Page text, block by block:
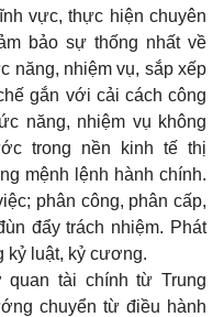
vực, thực hiện chuyên
bảo sự thống nhất về
năng, nhiệm vụ, sắp xếp
gắn với cải cách công
năng, nhiệm vụ không
trong nền kinh tế thị
mệnh lệnh hành chính.
phân công, phân cấp,
đẩy trách nhiệm. Phát
kỷ luật, kỷ cương.
tài chính từ Trung
chuyển từ điều hành